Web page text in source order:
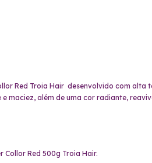
Red Troia Hair desenvolvido com
maciez, além de uma cor radiante,
Red 500g Troia Hair.